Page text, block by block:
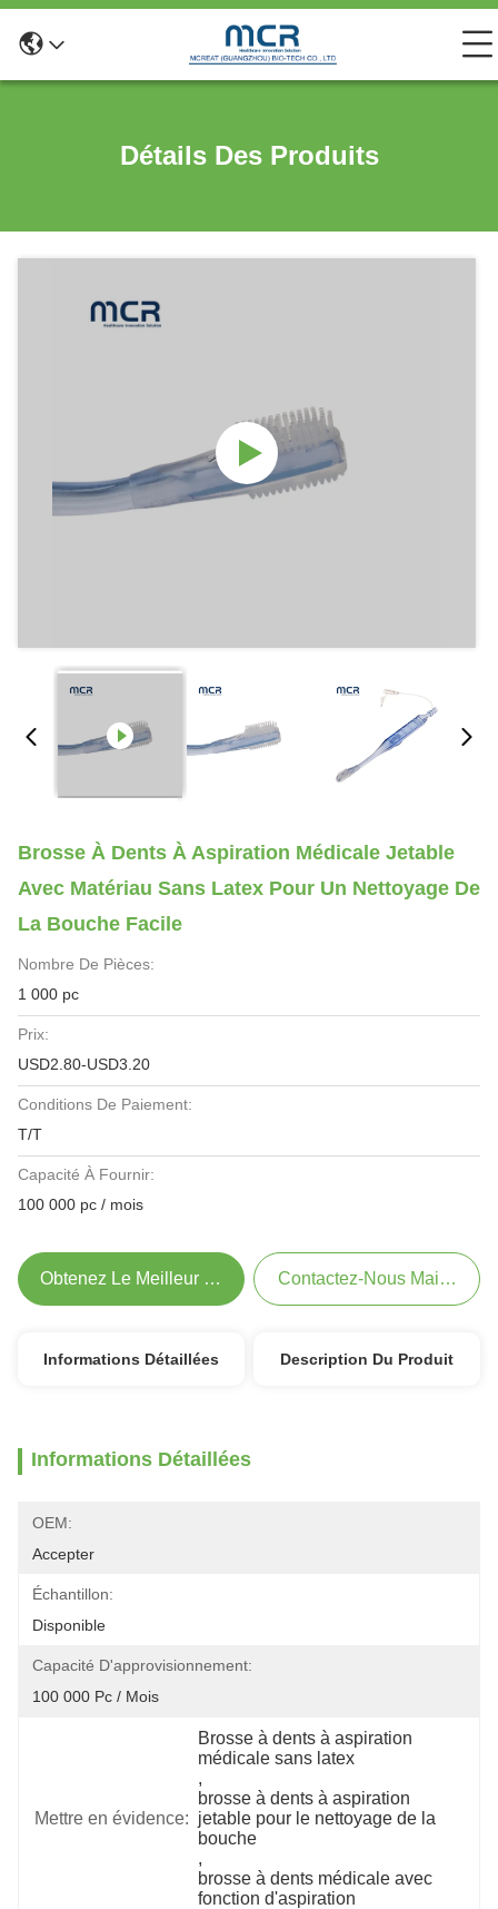
Détails Des Produits
Brosse À Dents À Aspiration Médicale Jetable
Avec Matériau Sans Latex Pour Un Nettoyage De
La Bouche Facile
Nombre De Pièces:
1 000 pc
Prix:
USD2.80-USD3.20
Conditions De Paiement:
T/T
Capacité À Fournir:
100 000 pc / mois
Obtenez Le Meilleur Prix Contactez-Nous Maintenant
Informations Détaillées Description Du Produit
Informations Détaillées
OEM:
Accepter
Échantillon:
Disponible
Capacité D'approvisionnement:
100 000 Pc / Mois
Mettre en évidence:
Brosse à dents à aspiration
médicale sans latex
,
brosse à dents à aspiration
jetable pour le nettoyage de la
bouche
,
brosse à dents médicale avec
fonction d'aspiration